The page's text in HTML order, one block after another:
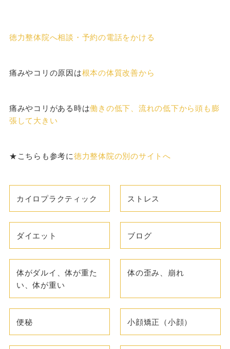
徳力整体院へ相談・予約の電話をかける
痛みやコリの原因は根本の体質改善から
痛みやコリがある時は働きの低下、流れの低下から頭も膨
張して大きい
★こちらも参考に徳力整体院の別のサイトへ
カイロプラクティック ストレス
ダイエット ブログ
体がダルイ、体が重た
い、体が重い
体の歪み、崩れ
便秘 小顔矯正（小顔）